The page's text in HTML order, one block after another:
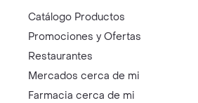
Catálogo Productos
Promociones y Ofertas
Restaurantes
Mercados cerca de mi
Farmacia cerca de mi